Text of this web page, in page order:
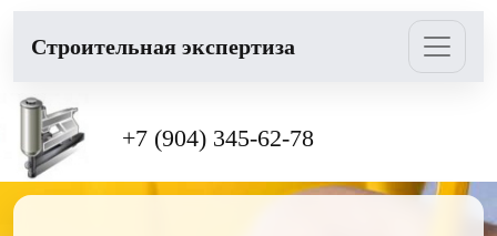
Cтроительная экспертиза
+7 (904) 345-62-78